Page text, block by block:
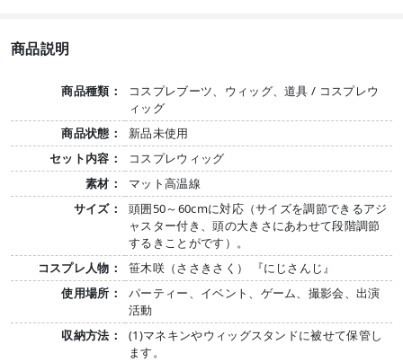
商品説明
商品種類：
コスプレブーツ、ウィッグ、道具 / コスプレウ
ィッグ
商品状態：
新品未使用
セット内容：
コスプレウィッグ
素材：
マット高温線
サイズ：
頭囲50～60cmに対応（サイズを調節できるアジ
ャスター付き、頭の大きさにあわせて段階調節
するきことがです）。
コスプレ人物：
笹木咲（ささきさく） 『にじさんじ』
使用場所：
パーティー、イベント、ゲーム、撮影会、出演
活動
収納方法：
(1)マネキンやウィッグスタンドに被せて保管し
ます。